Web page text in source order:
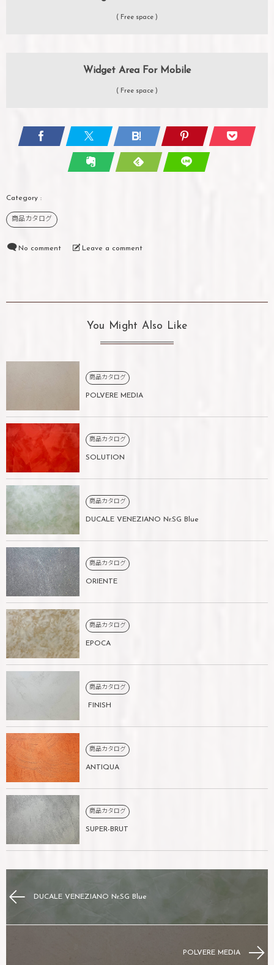
( Free space )
Widget Area For Mobile
( Free space )
商品カタログ
No comment Leave a comment
You Might Also Like
商品カタログ
POLVERE MEDIA
商品カタログ
SOLUTION
商品カタログ
DUCALE VENEZIANO Nr.SG Blue
商品カタログ
ORIENTE
商品カタログ
EPOCA
商品カタログ
FINISH
商品カタログ
ANTIQUA
商品カタログ
SUPER-BRUT
DUCALE VENEZIANO Nr.SG Blue
POLVERE MEDIA